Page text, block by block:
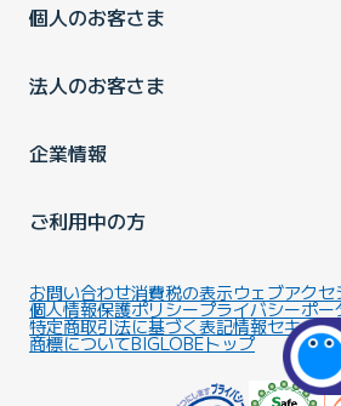
個人のお客さま
法人のお客さま
企業情報
ご利用中の方
お問い合わせ消費税の表示ウェブアク
個人情報保護ポリシープライバシーポー
特定商取引法に基づく表記情報セキュ
商標についてBIGLOBEトップ